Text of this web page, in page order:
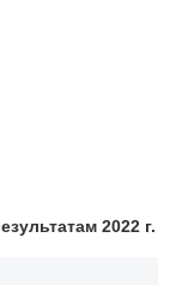
2022 г.